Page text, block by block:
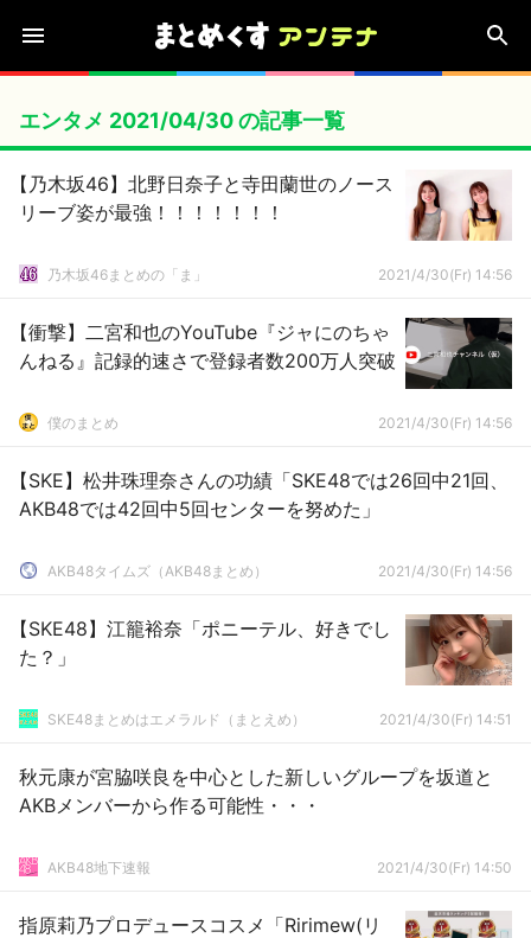
エンタメ 2021/04/30 の記事一覧
【乃木坂46】北野日奈子と寺田蘭世のノース
リーブ姿が最強！！！！！！！
乃木坂46まとめの「ま」 2021/4/30(Fr) 14:56
【衝撃】二宮和也のYouTube『ジャにのちゃ
んねる』記録的速さで登録者数200万人突破
僕のまとめ 2021/4/30(Fr) 14:56
【SKE】松井珠理奈さんの功績「SKE48では26回中21回、
AKB48では42回中5回センターを努めた」
AKB48タイムズ（AKB48まとめ） 2021/4/30(Fr) 14:56
【SKE48】江籠裕奈「ポニーテル、好きでし
た？」
SKE48まとめはエメラルド（まとえめ） 2021/4/30(Fr) 14:51
秋元康が宮脇咲良を中心とした新しいグループを坂道と
AKBメンバーから作る可能性・・・
AKB48地下速報 2021/4/30(Fr) 14:50
指原莉乃プロデュースコスメ「Ririmew(リ